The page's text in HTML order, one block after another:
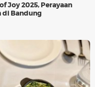
Joy 2025, Perayaan
di Bandung